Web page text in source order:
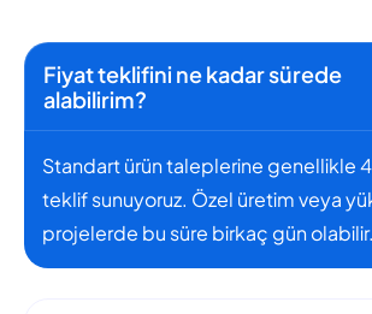
Fiyat teklifini ne kadar sürede
alabilirim?
Standart ürün taleplerine genellikle
teklif sunuyoruz. Özel üretim veya
projelerde bu süre birkaç gün olabilir.